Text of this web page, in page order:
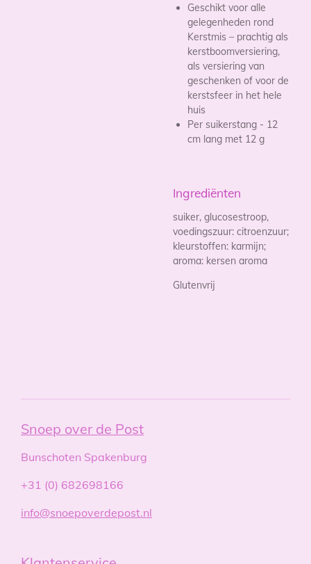
Geschikt voor alle
gelegenheden rond
Kerstmis – prachtig als
kerstboomversiering,
als versiering van
geschenken of voor de
kerstsfeer in het hele
huis
Per suikerstang - 12
cm lang met 12 g
Ingrediënten
suiker, glucosestroop,
voedingszuur: citroenzuur;
kleurstoffen: karmijn;
aroma: kersen aroma
Glutenvrij
Snoep over de Post
Bunschoten Spakenburg
+31 (0) 682698166
info@snoepoverdepost.nl